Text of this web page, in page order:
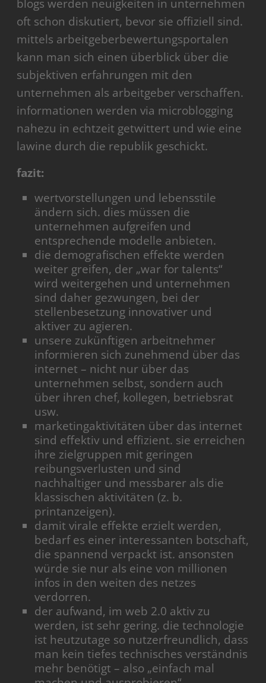
blogs werden neuigkeiten in unternehmen
oft schon diskutiert, bevor sie offiziell sind.
mittels arbeitgeberbewertungsportalen
kann man sich einen überblick über die
subjektiven erfahrungen mit den
unternehmen als arbeitgeber verschaffen.
informationen werden via microblogging
nahezu in echtzeit getwittert und wie eine
lawine durch die republik geschickt.
fazit:
wertvorstellungen und lebensstile
ändern sich. dies müssen die
unternehmen aufgreifen und
entsprechende modelle anbieten.
die demografischen effekte werden
weiter greifen, der „war for talents“
wird weitergehen und unternehmen
sind daher gezwungen, bei der
stellenbesetzung innovativer und
aktiver zu agieren.
unsere zukünftigen arbeitnehmer
informieren sich zunehmend über das
internet – nicht nur über das
unternehmen selbst, sondern auch
über ihren chef, kollegen, betriebsrat
usw.
marketingaktivitäten über das internet
sind effektiv und effizient. sie erreichen
ihre zielgruppen mit geringen
reibungsverlusten und sind
nachhaltiger und messbarer als die
klassischen aktivitäten (z. b.
printanzeigen).
damit virale effekte erzielt werden,
bedarf es einer interessanten botschaft,
die spannend verpackt ist. ansonsten
würde sie nur als eine von millionen
infos in den weiten des netzes
verdorren.
der aufwand, im web 2.0 aktiv zu
werden, ist sehr gering. die technologie
ist heutzutage so nutzerfreundlich, dass
man kein tiefes technisches verständnis
mehr benötigt – also „einfach mal